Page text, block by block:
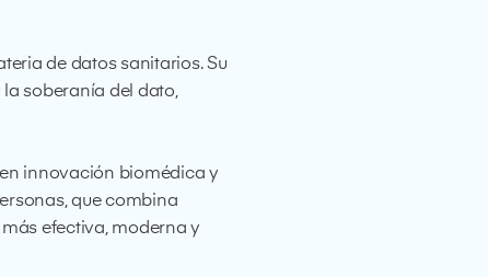
de datos sanitarios. Su
soberanía del dato,
innovación biomédica y
que combina
efectiva, moderna y